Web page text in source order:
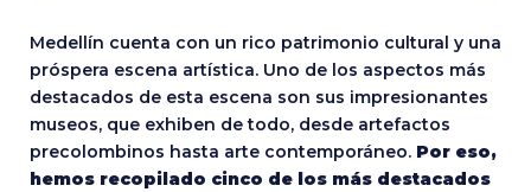
Medellín cuenta con un rico patrimonio cultural y una
próspera escena artística. Uno de los aspectos más
destacados de esta escena son sus impresionantes
museos, que exhiben de todo, desde artefactos
precolombinos hasta arte contemporáneo. Por eso,
hemos recopilado cinco de los más destacados